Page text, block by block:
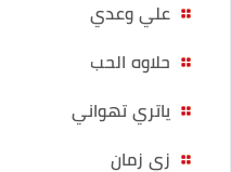
علي وعدي
حلاوه الحب
ياتري تهواني
زي زمان